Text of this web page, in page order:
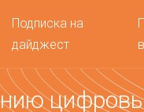
Подписка на
дайджест